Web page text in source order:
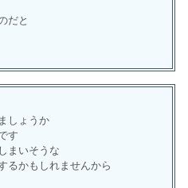
だと
しょうか
す
まいそうな
るかもしれませんから